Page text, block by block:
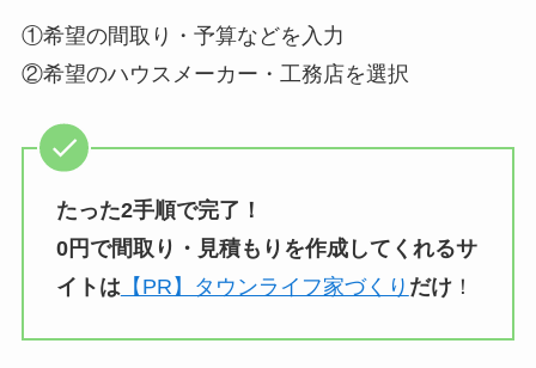
①希望の間取り・予算などを入力
②希望のハウスメーカー・工務店を選択
たった2手順で完了！
0円で間取り・見積もりを作成してくれるサ
イトは【PR】タウンライフ家づくり だけ！